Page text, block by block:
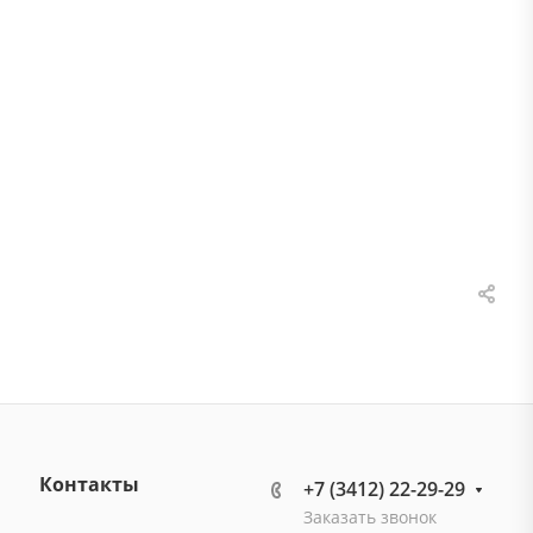
Контакты +7 (3412) 22-29-29
Заказать звонок